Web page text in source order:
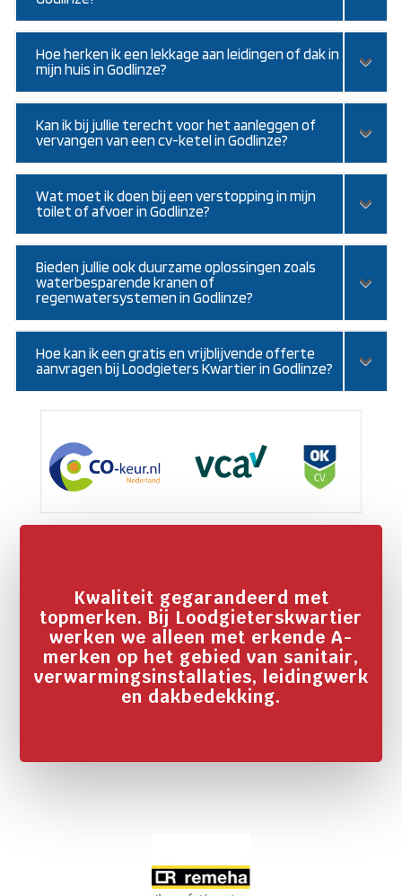
Hoe herken ik een lekkage aan leidingen of dak in
mijn huis in Godlinze?
Kan ik bij jullie terecht voor het aanleggen of
vervangen van een cv-ketel in Godlinze?
Wat moet ik doen bij een verstopping in mijn
toilet of afvoer in Godlinze?
Bieden jullie ook duurzame oplossingen zoals
waterbesparende kranen of
regenwatersystemen in Godlinze?
Hoe kan ik een gratis en vrijblijvende offerte
aanvragen bij Loodgieters Kwartier in Godlinze?
Kwaliteit gegarandeerd met
topmerken. Bij Loodgieterskwartier
werken we alleen met erkende A-
merken op het gebied van sanitair,
verwarmingsinstallaties, leidingwerk
en dakbedekking.